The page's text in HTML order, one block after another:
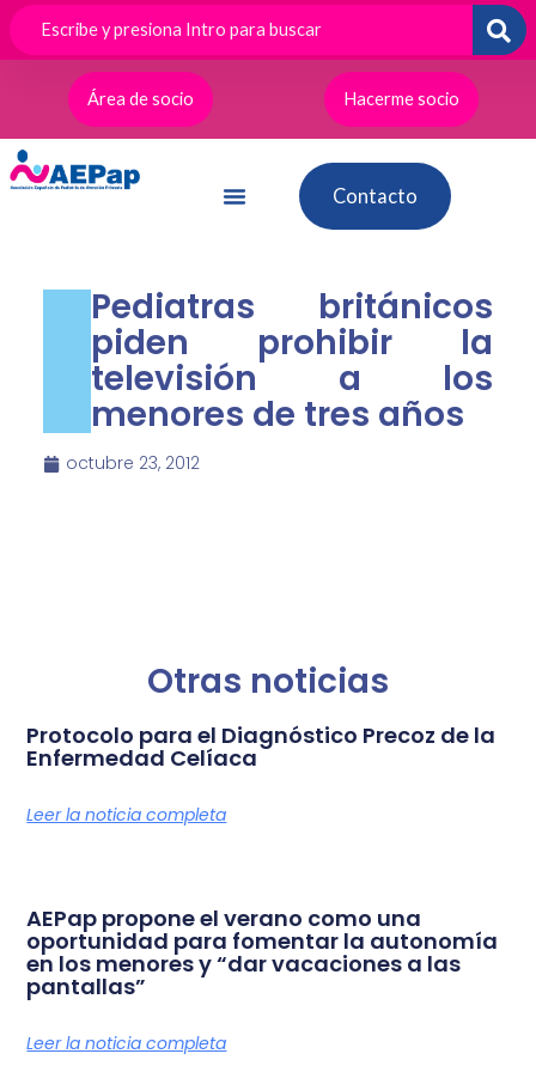
contenido
Área de socio
Hacerme socio
Contacto
Pediatras británicos
piden prohibir la
televisión a los
menores de tres años
octubre 23, 2012
Otras noticias
Protocolo para el Diagnóstico Precoz de la
Enfermedad Celíaca
Leer la noticia completa
AEPap propone el verano como una
oportunidad para fomentar la autonomía
en los menores y “dar vacaciones a las
pantallas”
Leer la noticia completa